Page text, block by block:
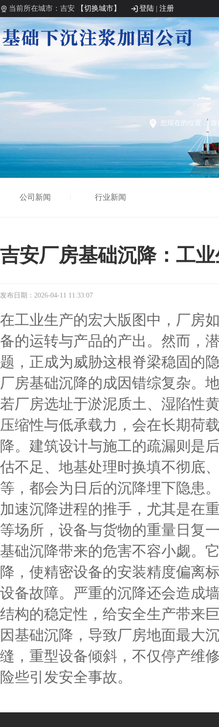
当前所在城市：吉安 【切换城市】 登陆 | 注册
您现在的位置： 首
公司新闻 行业新闻
吉安厂房基础沉降：工
发布日期：2026-04-11 11:33:07
在工业生产的宏大版图中，厂房
备的运转与产品的产出。然而，
题，正成为威胁这根脊梁稳固的
厂房基础沉降的成因错综复杂。
若厂房选址于淤泥质土、湿陷性
压缩性与低承载力，会在长期荷
降。建筑设计与施工的疏漏则是
估不足、地基处理时换填不彻底
等，都会为日后的沉降埋下隐患
加速沉降进程的推手，尤其是在
等场所，设备与货物的重量日复
基础沉降带来的危害不容小觑。
降，使精密设备的安装精度偏离
设备故障。严重的沉降还会造成
结构的稳定性，给安全生产带来
因基础沉降，导致厂房地面最大
缝，重型设备倾斜，不仅停产维
险些引发安全事故。